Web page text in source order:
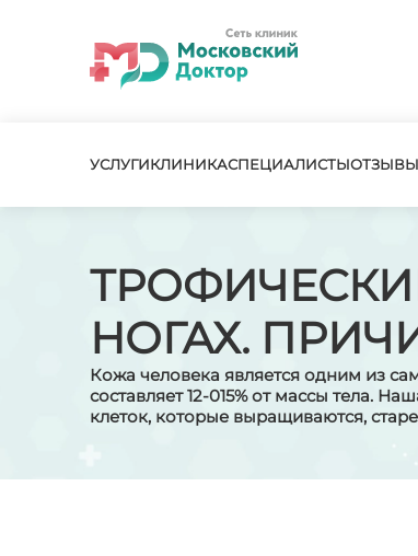
УСЛУГИКЛИНИКАСПЕЦИАЛИСТЫОТЗЫВЫ
НОГАХ.
Кожа человека является одним из
составляет 12-015% от массы тела.
клеток, которые выращиваются,